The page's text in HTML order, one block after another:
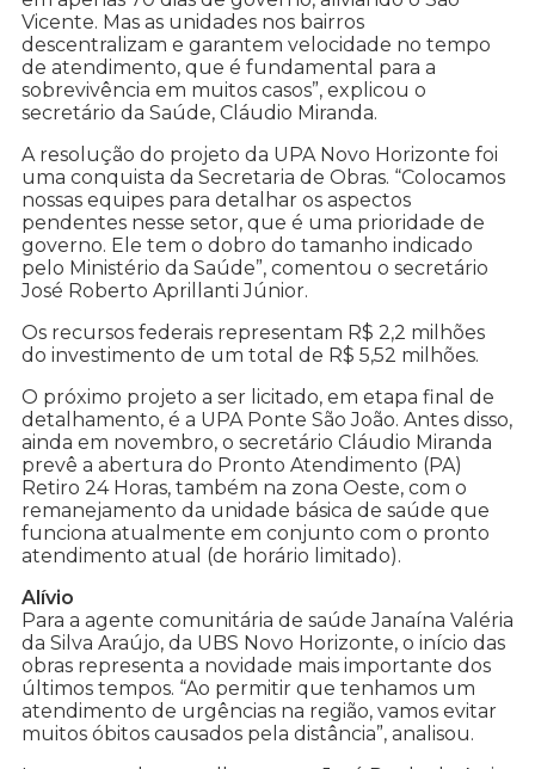
Vicente. Mas as unidades nos bairros
descentralizam e garantem velocidade no tempo
de atendimento, que é fundamental para a
sobrevivência em muitos casos”, explicou o
secretário da Saúde, Cláudio Miranda.
A resolução do projeto da UPA Novo Horizonte foi
uma conquista da Secretaria de Obras. “Colocamos
nossas equipes para detalhar os aspectos
pendentes nesse setor, que é uma prioridade de
governo. Ele tem o dobro do tamanho indicado
pelo Ministério da Saúde”, comentou o secretário
José Roberto Aprillanti Júnior.
Os recursos federais representam R$ 2,2 milhões
do investimento de um total de R$ 5,52 milhões.
O próximo projeto a ser licitado, em etapa final de
detalhamento, é a UPA Ponte São João. Antes disso,
ainda em novembro, o secretário Cláudio Miranda
prevê a abertura do Pronto Atendimento (PA)
Retiro 24 Horas, também na zona Oeste, com o
remanejamento da unidade básica de saúde que
funciona atualmente em conjunto com o pronto
atendimento atual (de horário limitado).
Alívio
Para a agente comunitária de saúde Janaína Valéria
da Silva Araújo, da UBS Novo Horizonte, o início das
obras representa a novidade mais importante dos
últimos tempos. “Ao permitir que tenhamos um
atendimento de urgências na região, vamos evitar
muitos óbitos causados pela distância”, analisou.